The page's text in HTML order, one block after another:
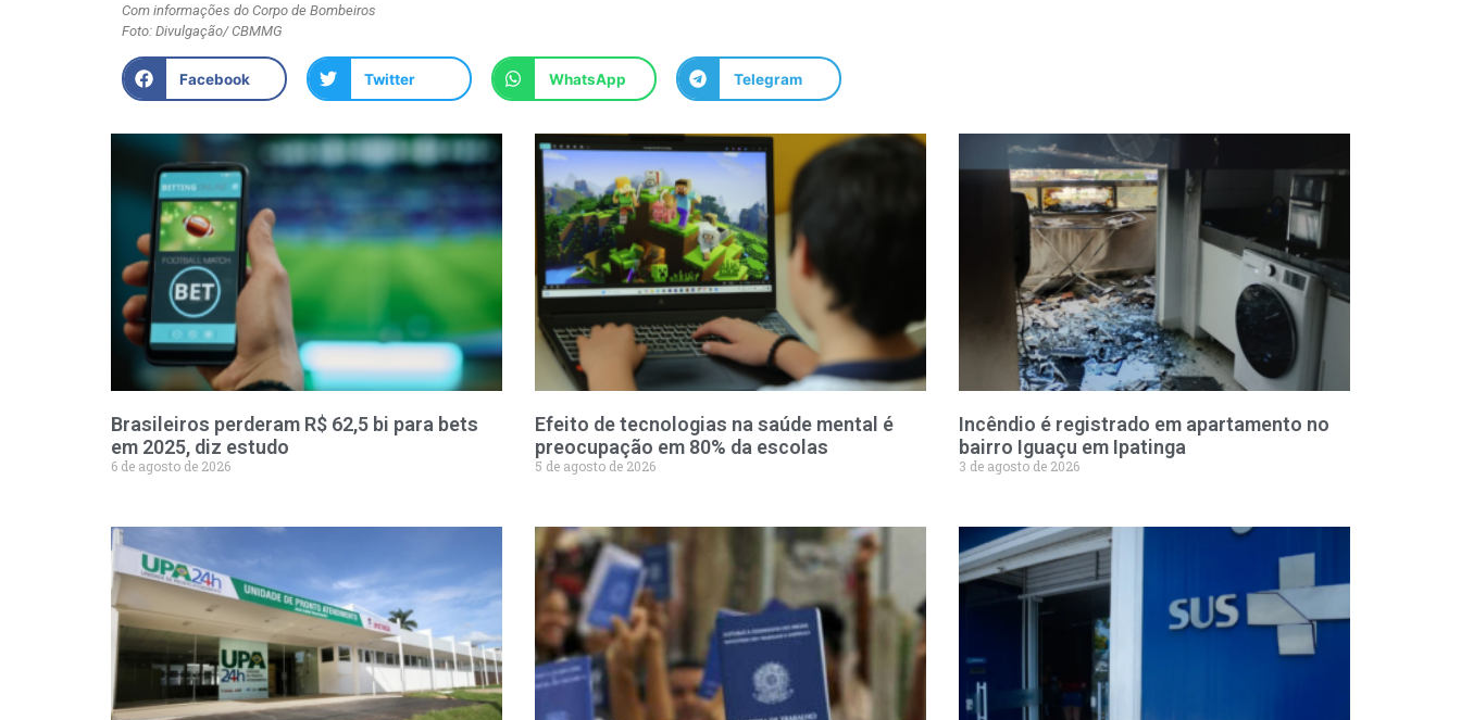
Com informações do Corpo de Bombeiros
Foto: Divulgação/ CBMMG
Facebook Twitter WhatsApp Telegram
Brasileiros perderam R$ 62,5 bi para bets
em 2025, diz estudo
6 de agosto de 2026
Efeito de tecnologias na saúde mental é
preocupação em 80% da escolas
5 de agosto de 2026
Incêndio é registrado em apartamento no
bairro Iguaçu em Ipatinga
3 de agosto de 2026